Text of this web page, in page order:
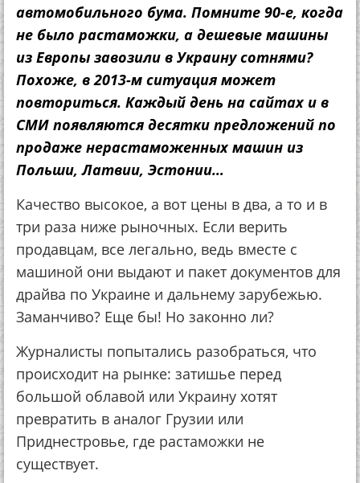
автомобильного бума. Помните 90-е, когда
не было растаможки, а дешевые машины
из Европы завозили в Украину сотнями?
Похоже, в 2013-м ситуация может
повториться. Каждый день на сайтах и в
СМИ появляются десятки предложений по
продаже нерастаможенных машин из
Польши, Латвии, Эстонии…
Качество высокое, а вот цены в два, а то и в
три раза ниже рыночных. Если верить
продавцам, все легально, ведь вместе с
машиной они выдают и пакет документов для
драйва по Украине и дальнему зарубежью.
Заманчиво? Еще бы! Но законно ли?
Журналисты попытались разобраться, что
происходит на рынке: затишье перед
большой облавой или Украину хотят
превратить в аналог Грузии или
Приднестровье, где растаможки не
существует.